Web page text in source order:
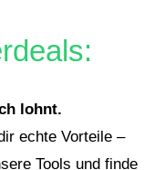
lohnt.
echte Vorteile –
Tools und finde